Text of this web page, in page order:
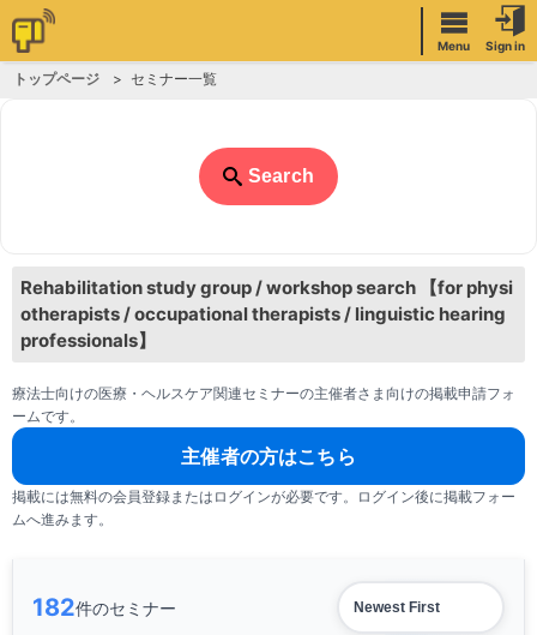
Menu Sign in
トップページ セミナー一覧
Search
Rehabilitation study group / workshop search 【for physi
otherapists / occupational therapists / linguistic hearing
professionals】
療法士向けの医療・ヘルスケア関連セミナーの主催者さま向けの掲載申請フォ
ームです。
主催者の方はこちら
掲載には無料の会員登録またはログインが必要です。ログイン後に掲載フォー
ムへ進みます。
182件のセミナー